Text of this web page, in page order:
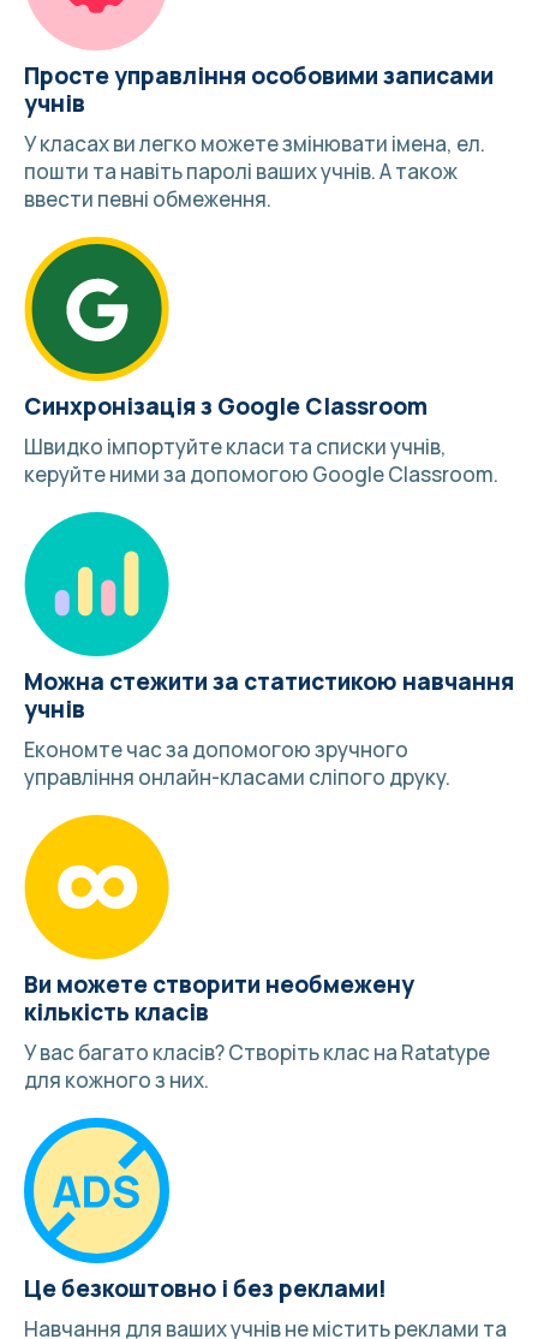
Просте управління особовими записами
учнів
У класах ви легко можете змінювати імена, ел.
пошти та навіть паролі ваших учнів. А також
ввести певні обмеження.
Синхронізація з Google Classroom
Швидко імпортуйте класи та списки учнів,
керуйте ними за допомогою Google Classroom.
Можна стежити за статистикою навчання
учнів
Економте час за допомогою зручного
управління онлайн-класами сліпого друку.
Ви можете створити необмежену
кількість класів
У вас багато класів?Створіть клас на Ratatype
для кожного з них.
Це безкоштовно і без реклами!
Навчання для ваших учнів не містить реклами та